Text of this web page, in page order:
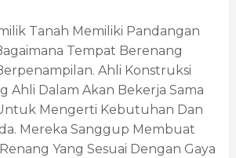
Tanah Memiliki Pandangan
Tempat Berenang
Ahli Konstruksi
Ahli Dalam Akan Bekerja Sama
Mengerti Kebutuhan Dan
Mereka Sanggup Membuat
Yang Sesuai Dengan Gaya